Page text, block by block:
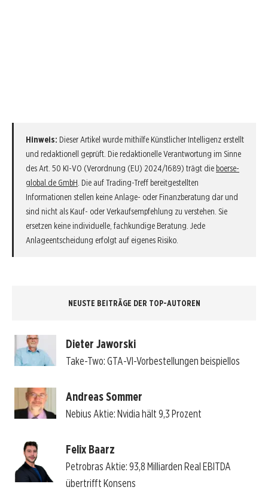
Hinweis: Dieser Artikel wurde mithilfe Künstlicher Intelligenz erstellt
und redaktionell geprüft. Die redaktionelle Verantwortung im Sinne
des Art. 50 KI-VO (Verordnung (EU) 2024/1689) trägt die boerse-
global.de GmbH. Die auf Trading-Treff bereitgestellten
Informationen stellen keine Anlage- oder Finanzberatung dar und
sind nicht als Kauf- oder Verkaufsempfehlung zu verstehen. Sie
ersetzen keine individuelle, fachkundige Beratung. Jede
Anlageentscheidung erfolgt auf eigenes Risiko.
NEUSTE BEITRÄGE DER TOP-AUTOREN
Dieter Jaworski
Take-Two: GTA-VI-Vorbestellungen beispiellos
Andreas Sommer
Nebius Aktie: Nvidia hält 9,3 Prozent
Felix Baarz
Petrobras Aktie: 93,8 Milliarden Real EBITDA
übertrifft Konsens